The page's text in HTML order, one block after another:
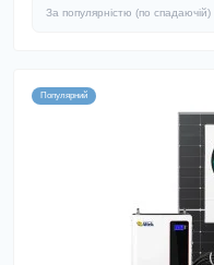
Популярний